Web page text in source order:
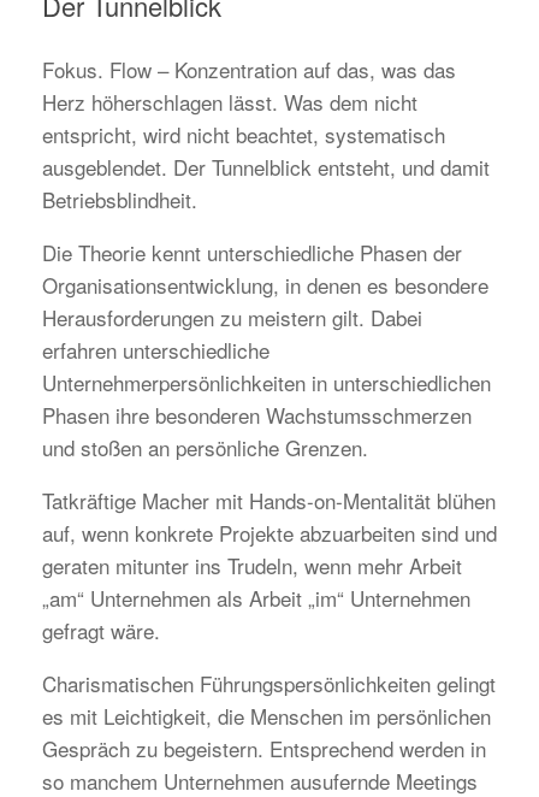
Fokus. Flow – Konzentration auf das, was das
Herz höherschlagen lässt. Was dem nicht
entspricht, wird nicht beachtet, systematisch
ausgeblendet. Der Tunnelblick entsteht, und damit
Betriebsblindheit.
Die Theorie kennt unterschiedliche Phasen der
Organisationsentwicklung, in denen es besondere
Herausforderungen zu meistern gilt. Dabei
erfahren unterschiedliche
Unternehmerpersönlichkeiten in unterschiedlichen
Phasen ihre besonderen Wachstumsschmerzen
und stoßen an persönliche Grenzen.
Tatkräftige Macher mit Hands-on-Mentalität blühen
auf, wenn konkrete Projekte abzuarbeiten sind und
geraten mitunter ins Trudeln, wenn mehr Arbeit
„am“ Unternehmen als Arbeit „im“ Unternehmen
gefragt wäre.
Charismatischen Führungspersönlichkeiten gelingt
es mit Leichtigkeit, die Menschen im persönlichen
Gespräch zu begeistern. Entsprechend werden in
so manchem Unternehmen ausufernde Meetings